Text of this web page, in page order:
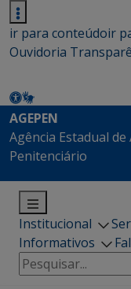
ir para conteúdoir
Ouvidoria
AGEPEN
Agência Estadual
Penitenciário
Institucional
Informativos
Pesquisar
por: